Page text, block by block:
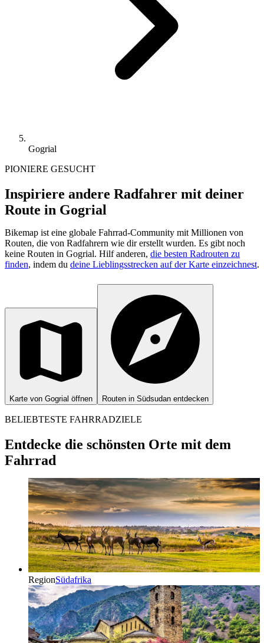
Gogrial
PIONIERE GESUCHT
Inspiriere andere Radfahrer mit deiner
Route in Gogrial
Bikemap ist eine globale Fahrrad-Community mit Millionen von
Routen, die von Radfahrern wie dir erstellt wurden. Es gibt noch
keine Routen in Gogrial. Hilf anderen, die besten Radrouten zu
finden, indem du deine Lieblingsstrecken auf der Karte einzeichnest.
Karte von Gogrial öffnen Routen in Südsudan entdecken
BELIEBTESTE FAHRRADZIELE
Entdecke die schönsten Orte mit dem
Fahrrad
RegionSüdafrika